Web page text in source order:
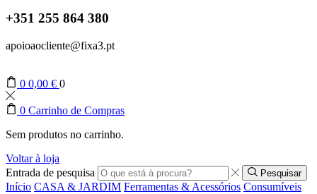
+351 255 864 380
apoioaocliente@fixa3.pt
0 0,00 € 0
0 Carrinho de Compras
Sem produtos no carrinho.
Voltar à loja
Entrada de pesquisa
Pesquisar
Início CASA & JARDIM Ferramentas & Acessórios Consumíveis